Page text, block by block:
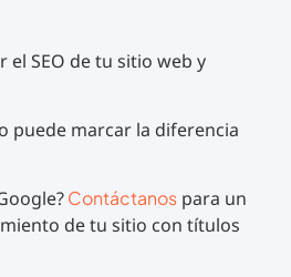
SEO de tu sitio web y
puede marcar la diferencia
Contáctanos para un
de tu sitio con títulos